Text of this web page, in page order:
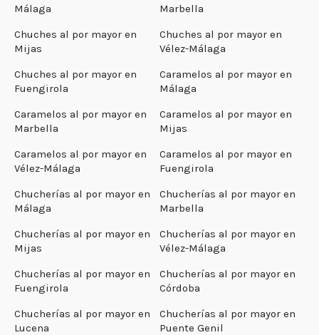
Málaga
Marbella
Chuches al por mayor en
Mijas
Chuches al por mayor en
Vélez-Málaga
Chuches al por mayor en
Fuengirola
Caramelos al por mayor en
Málaga
Caramelos al por mayor en
Marbella
Caramelos al por mayor en
Mijas
Caramelos al por mayor en
Vélez-Málaga
Caramelos al por mayor en
Fuengirola
Chucherías al por mayor en
Málaga
Chucherías al por mayor en
Marbella
Chucherías al por mayor en
Mijas
Chucherías al por mayor en
Vélez-Málaga
Chucherías al por mayor en
Fuengirola
Chucherías al por mayor en
Córdoba
Chucherías al por mayor en
Lucena
Chucherías al por mayor en
Puente Genil